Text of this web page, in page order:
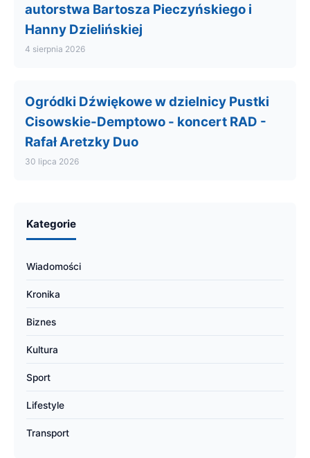
autorstwa Bartosza Pieczyńskiego i
Hanny Dzielińskiej
4 sierpnia 2026
Ogródki Dźwiękowe w dzielnicy Pustki
Cisowskie-Demptowo - koncert RAD -
Rafał Aretzky Duo
30 lipca 2026
Kategorie
Wiadomości
Kronika
Biznes
Kultura
Sport
Lifestyle
Transport